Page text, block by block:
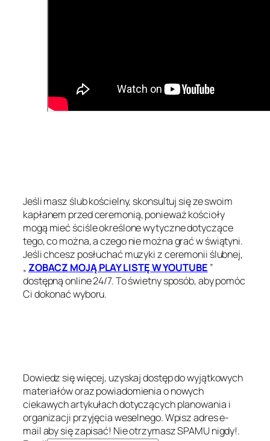
Jeśli masz ślub kościelny, skonsultuj się ze swoim
kapłanem przed ceremonią, ponieważ kościoły
mogą mieć ściśle określone wytyczne dotyczące
tego, co można, a czego nie można grać w świątyni.
Jeśli chcesz posłuchać muzyki z ceremonii ślubnej,
„ ZOBACZ MOJĄ PLAY LISTĘ W YOUTUBE ”
dostępną online 24/7. To świetny sposób, aby pomóc
Ci dokonać wyboru.
Dowiedz się więcej, uzyskaj dostęp do wyjątkowych
materiałów oraz powiadomienia o nowych
ciekawych artykułach dotyczących planowania i
organizacji przyjęcia weselnego. Wpisz adres e-
mail aby się zapisać! Nie otrzymasz SPAMU nigdy!.